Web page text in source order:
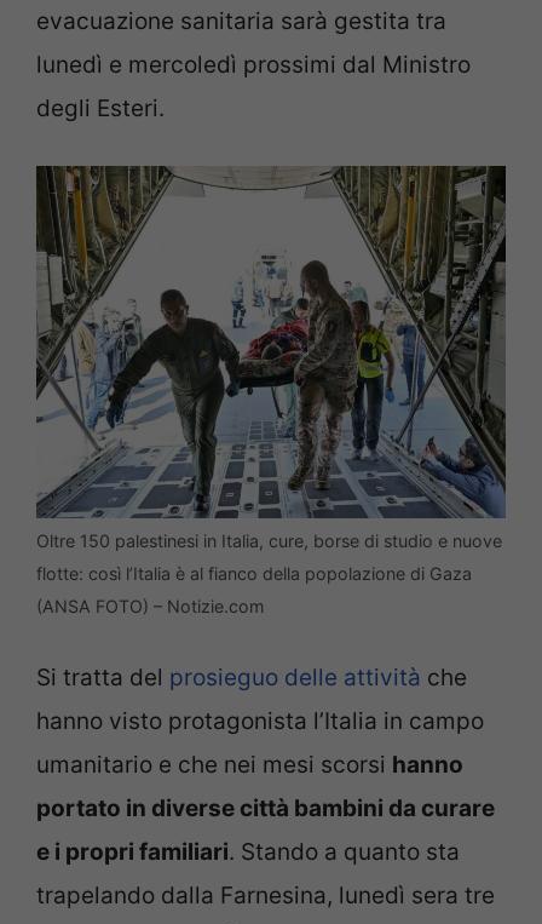
evacuazione sanitaria sarà gestita tra
lunedì e mercoledì prossimi dal Ministro
degli Esteri.
Oltre 150 palestinesi in Italia, cure, borse di studio e nuove
flotte: così l’Italia è al fianco della popolazione di Gaza
(ANSA FOTO) – Notizie.com
Si tratta del prosieguo delle attività che
hanno visto protagonista l’Italia in campo
umanitario e che nei mesi scorsi hanno
portato in diverse città bambini da curare
e i propri familiari. Stando a quanto sta
trapelando dalla Farnesina, lunedì sera tre